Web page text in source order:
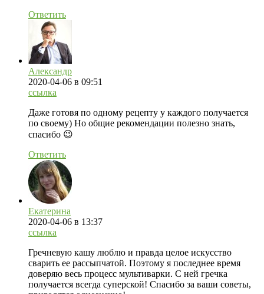
Ответить
Александр
2020-04-06 в 09:51
ссылка
Даже готовя по одному рецепту у каждого получается
по своему) Но общие рекомендации полезно знать,
спасибо 😉
Ответить
Екатерина
2020-04-06 в 13:37
ссылка
Гречневую кашу люблю и правда целое искусство
сварить ее рассыпчатой. Поэтому я последнее время
доверяю весь процесс мультиварки. С ней гречка
получается всегда суперской! Спасибо за ваши советы,